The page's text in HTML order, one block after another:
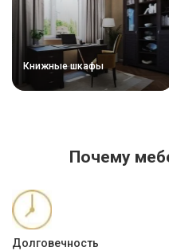
Книжные шкафы
Почему
Долговечность